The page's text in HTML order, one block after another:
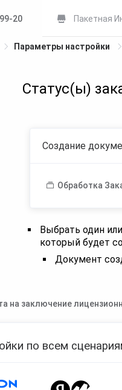
20 Пакетная
Параметры настройки
Статус(ы)
Создание
Обработка
Выбрать один
который будет
Документ
на заключение
по всем